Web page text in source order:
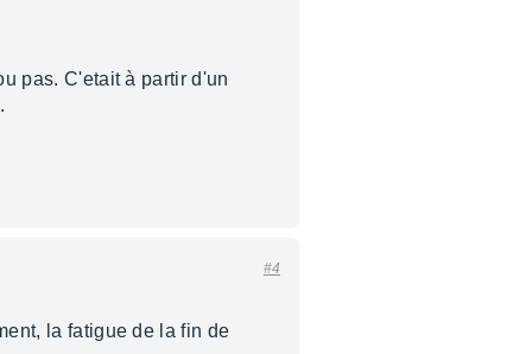
pas. C'etait à partir d'un
#4
la fatigue de la fin de